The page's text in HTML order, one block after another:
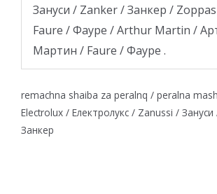
Зануси / Zanker / Занкер /
Faure / Фауре / Arthur Martin /
Мартин / Faure / Фауре .
remachna shaiba za peralnq / peralna
Electrolux / Електролукс / Zanussi /
Занкер